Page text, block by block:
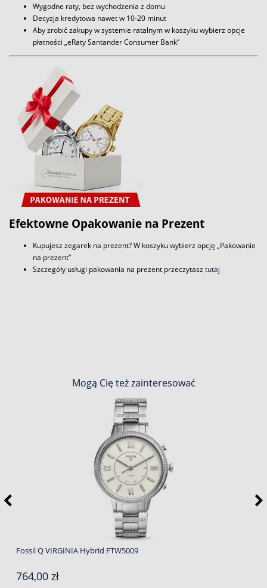
Wygodne raty, bez wychodzenia z domu
Decyzja kredytowa nawet w 10-20 minut
Aby zrobić zakupy w systemie ratalnym w koszyku wybierz opcje
płatności „eRaty Santander Consumer Bank”
Efektowne Opakowanie na Prezent
Kupujesz zegarek na prezent? W koszyku wybierz opcję „Pakowanie
na prezent”
Szczegóły usługi pakowania na prezent przeczytasztutaj
Mogą Cię też zainteresować
Fossil Q VIRGINIA Hybrid FTW5009
764,00 zł